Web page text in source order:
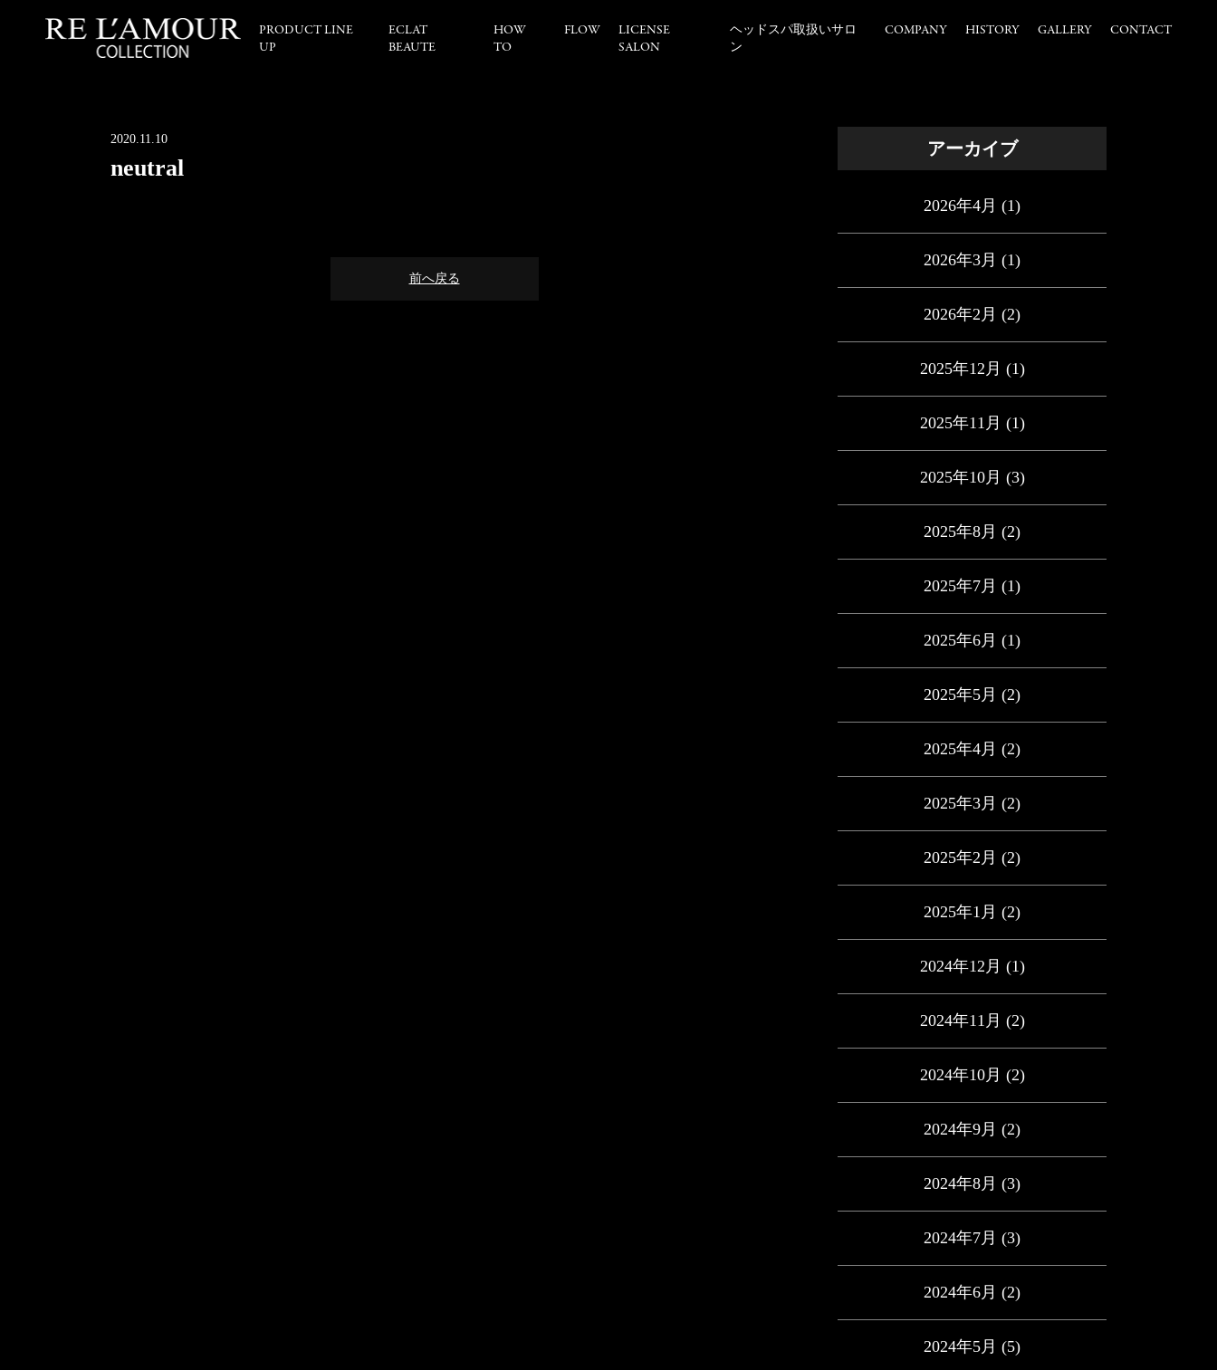
PRODUCT LINE
UP
ECLAT
BEAUTE
HOW
TO
FLOW
LICENSE
SALON
ヘッドスパ取扱いサロ
ン
COMPANY HISTORY GALLERY CONTACT
2020.11.10
neutral
前へ戻る
アーカイブ
2026年4月 (1)
2026年3月 (1)
2026年2月 (2)
2025年12月 (1)
2025年11月 (1)
2025年10月 (3)
2025年8月 (2)
2025年7月 (1)
2025年6月 (1)
2025年5月 (2)
2025年4月 (2)
2025年3月 (2)
2025年2月 (2)
2025年1月 (2)
2024年12月 (1)
2024年11月 (2)
2024年10月 (2)
2024年9月 (2)
2024年8月 (3)
2024年7月 (3)
2024年6月 (2)
2024年5月 (5)